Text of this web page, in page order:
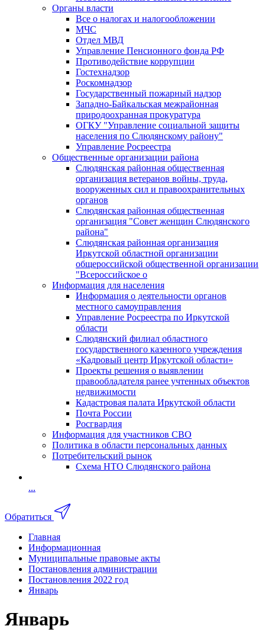
Органы власти
Все о налогах и налогообложении
МЧС
Отдел МВД
Управление Пенсионного фонда РФ
Противодействие коррупции
Гостехнадзор
Роскомнадзор
Государственный пожарный надзор
Западно-Байкальская межрайонная
природоохранная прокуратура
ОГКУ "Управление социальной защиты
населения по Слюдянскому району"
Управление Росреестра
Общественные организации района
Слюдянская районная общественная
организация ветеранов войны, труда,
вооруженных сил и правоохранительных
органов
Слюдянская районная общественная
организация "Совет женщин Слюдянского
района"
Слюдянская районная организация
Иркутской областной организации
общероссийской общественной организации
"Всероссийское о
Информация для населения
Информация о деятельности органов
местного самоуправления
Управление Росреестра по Иркутской
области
Слюдянский филиал областного
государственного казенного учреждения
«Кадровый центр Иркутской области»
Проекты решения о выявлении
правообладателя ранее учтенных объектов
недвижимости
Кадастровая палата Иркутской области
Почта России
Росгвардия
Информация для участников СВО
Политика в области персональных данных
Потребительский рынок
Схема НТО Слюдянского района
...
Обратиться
Главная
Информационная
Муниципальные правовые акты
Постановления администрации
Постановления 2022 год
Январь
Январь